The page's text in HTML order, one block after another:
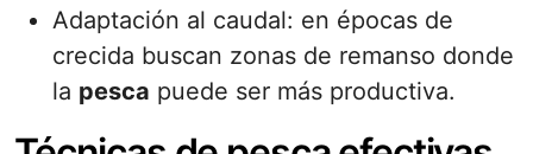
Adaptación al caudal: en épocas de
crecida buscan zonas de remanso donde
la pesca puede ser más productiva.